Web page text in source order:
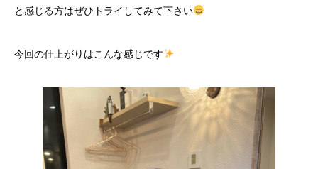
と感じる方はぜひトライしてみて下さい
今回の仕上がりはこんな感じです